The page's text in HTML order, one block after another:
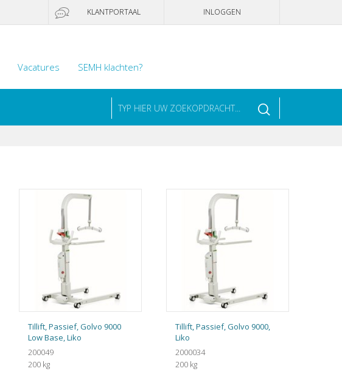
KLANTPORTAAL INLOGGEN
Vacatures SEMH klachten?
Tillift, Passief, Golvo 9000
Low Base, Liko
200049
200 kg
Tillift, Passief, Golvo 9000,
Liko
2000034
200 kg